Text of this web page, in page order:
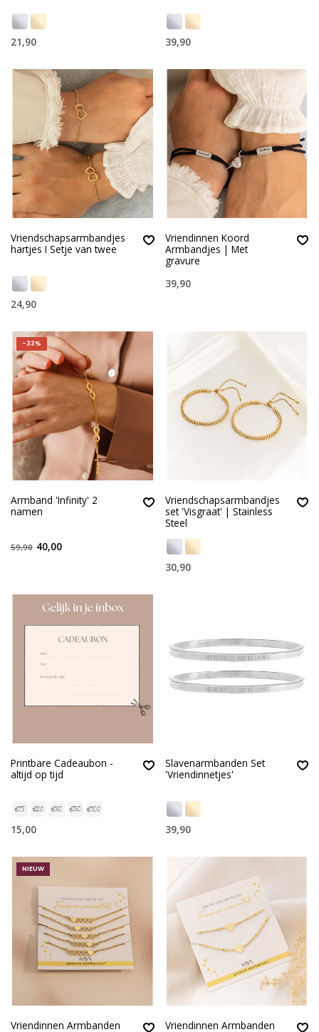
21,90 39,90
Vriendschapsarmbandjes
hartjes I Setje van twee
24,90
Vriendinnen Koord
Armbandjes | Met
gravure
39,90
-33%
Armband 'Infinity' 2
namen
59,90 40,00
Vriendschapsarmbandjes
set 'Visgraat' | Stainless
Steel
30,90
Printbare Cadeaubon -
altijd op tijd
15,00
Slavenarmbanden Set
'Vriendinnetjes'
39,90
NIEUW
Vriendinnen Armbanden
Vriendinnen Armbanden